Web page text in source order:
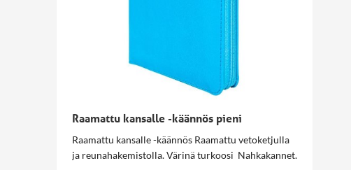
Raamattu kansalle -käännös pieni
Raamattu kansalle -käännös Raamattu vetoketjulla
ja reunahakemistolla. Värinä turkoosi Nahkakannet.